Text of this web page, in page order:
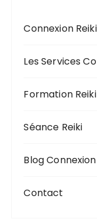
Connexion
Les Services
Formation Reiki
Séance Reiki
Blog
Contact